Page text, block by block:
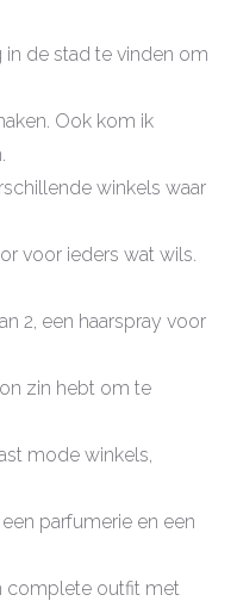
in de stad te vinden om
Ook kom ik
winkels waar
voor ieders wat wils.
2, een haarspray voor
zin hebt om te
mode winkels,
parfumerie en een
complete outfit met